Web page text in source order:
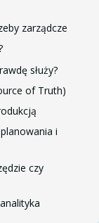
zasilanie
przepisań,
decyzji
zarządcze
służy?
of Truth)
i
czy